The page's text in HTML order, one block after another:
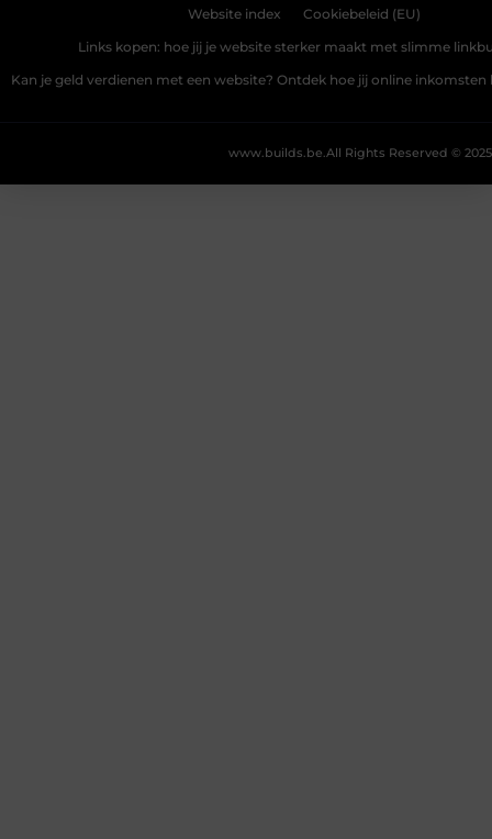
Website index Cookiebeleid (EU)
Links kopen: hoe jij je website sterker maakt met slimme
Kan je geld verdienen met een website? Ontdek hoe jij online
All Rights Reserved © 2025
www.builds.be.